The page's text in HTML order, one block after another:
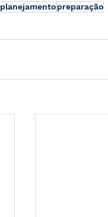
planejamentopreparação